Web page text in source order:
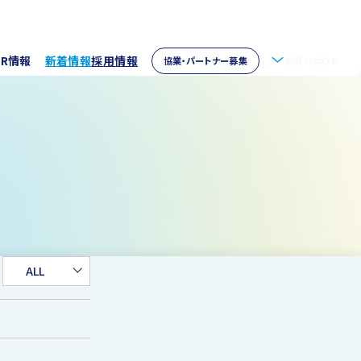
情報 新着情報採用情報 協業・パートナー募集
ALL